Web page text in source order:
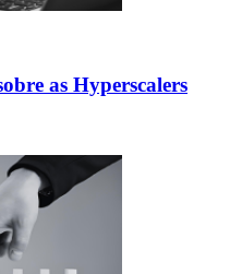
as Hyperscalers